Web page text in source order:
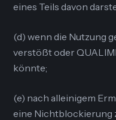
eines Teils davon
(d) wenn die Nutzung
verstößt oder
könnte;
(e) nach alleinigem
eine Nichtblockierung